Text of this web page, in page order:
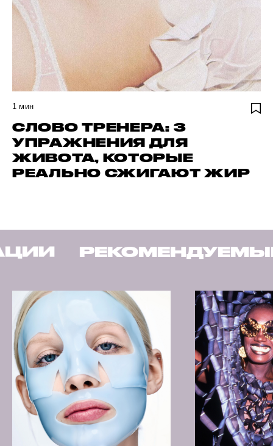
1 мин
СЛОВО ТРЕНЕРА: 3
УПРАЖНЕНИЯ ДЛЯ
ЖИВОТА, КОТОРЫЕ
РЕАЛЬНО СЖИГАЮТ ЖИР